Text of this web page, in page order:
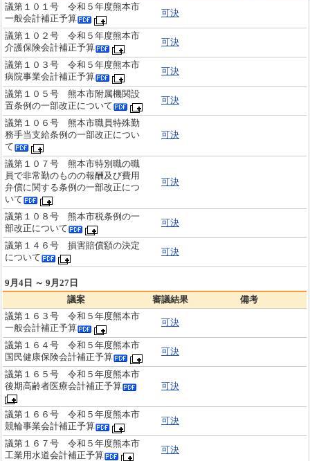
議第１０１号 令和５年度熊本市
一般会計補正予算
可決
議第１０２号 令和５年度熊本市
介護保険会計補正予算
可決
議第１０３号 令和５年度熊本市
病院事業会計補正予算
可決
議第１０５号 熊本市附属機関設
置条例の一部改正について
可決
議第１０６号 熊本市職員特殊勤
務手当支給条例の一部改正につい
て
可決
議第１０７号 熊本市特別職の職
員で非常勤のものの報酬及び費用
弁償に関する条例の一部改正につ
いて
可決
議第１０８号 熊本市税条例の一
部改正について
可決
議第１４６号 損害賠償額の決定
について
可決
9月4日 ～ 9月27日
議案
審議結果
備考
議第１６３号 令和５年度熊本市
一般会計補正予算
可決
議第１６４号 令和５年度熊本市
国民健康保険会計補正予算
可決
議第１６５号 令和５年度熊本市
後期高齢者医療会計補正予算
可決
議第１６６号 令和５年度熊本市
競輪事業会計補正予算
可決
議第１６７号 令和５年度熊本市
工業用水道会計補正予算
可決